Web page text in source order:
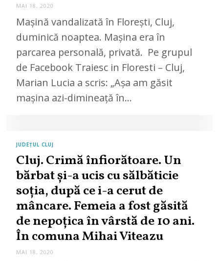
MAI 18, 2020
Mașină vandalizată în Florești, Cluj,
duminică noaptea. Mașina era în
parcarea personală, privată. Pe grupul
de Facebook Traiesc in Floresti – Cluj,
Marian Lucia a scris: „Așa am găsit
mașina azi-dimineață în…
JUDEȚUL CLUJ
Cluj. Crimă înfiorătoare. Un
bărbat și-a ucis cu sălbăticie
soția, după ce i-a cerut de
mâncare. Femeia a fost găsită
de nepoțica în vârstă de 10 ani.
În comuna Mihai Viteazu
MAI 18, 2020